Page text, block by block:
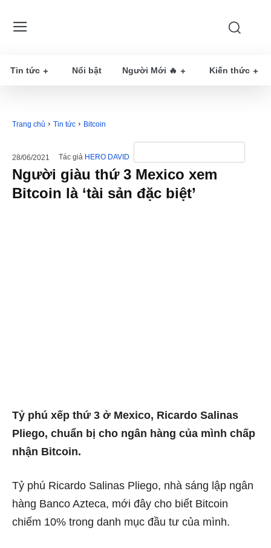
Tin tức Nổi bật Người Mới 🔥 Kiến thức
Trang chủ Tin tức Bitcoin
28/06/2021 Tác giả HERO DAVID
Người giàu thứ 3 Mexico xem
Bitcoin là ‘tài sản đặc biệt’
Tỷ phú xếp thứ 3 ở Mexico, Ricardo Salinas
Pliego, chuẩn bị cho ngân hàng của mình chấp
nhận Bitcoin.
Tỷ phú Ricardo Salinas Pliego, nhà sáng lập ngân
hàng Banco Azteca, mới đây cho biết Bitcoin
chiếm 10% trong danh mục đầu tư của mình.